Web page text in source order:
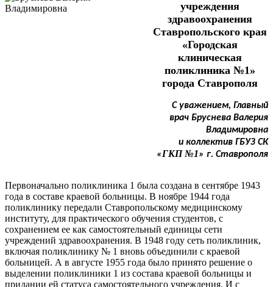
учреждения
здравоохранения
Ставропольского края
«Городская
клиническая
поликлиника №1»
города Ставрополя
С уважением, Главный
врач Бруснева Валерия
Владимировна
и коллектив ГБУЗ СК
«ГКП №1» г. Ставрополя
Первоначально поликлиника 1 была создана в сентябре 1943
года в составе краевой больницы. В ноябре 1944 года
поликлинику передали Ставропольскому медицинскому
институту, для практического обучения студентов, с
сохранением ее как самостоятельный единицы сети
учреждений здравоохранения. В 1948 году сеть поликлиник,
включая поликлинику № 1 вновь объединили с краевой
больницей. А в августе 1955 года было принято решение о
выделении поликлиники 1 из состава краевой больницы и
придании ей статуса самостоятельного учреждения. И с